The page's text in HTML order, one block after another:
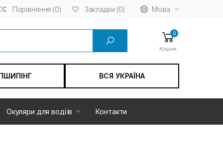
Порівняння (0) Закладки (0) Мова
0
Кошик
ВСЯ УКРАЇНА
Окуляри для водіїв Контакти